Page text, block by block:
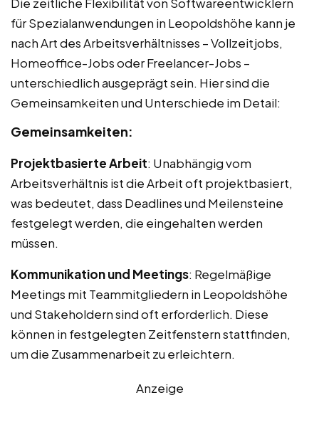
für Spezialanwendungen in Leopoldshöhe kann je
nach Art des Arbeitsverhältnisses – Vollzeitjobs,
Homeoffice-Jobs oder Freelancer-Jobs –
unterschiedlich ausgeprägt sein. Hier sind die
Gemeinsamkeiten und Unterschiede im Detail:
Gemeinsamkeiten:
Projektbasierte Arbeit: Unabhängig vom
Arbeitsverhältnis ist die Arbeit oft projektbasiert,
was bedeutet, dass Deadlines und Meilensteine
festgelegt werden, die eingehalten werden
müssen.
Kommunikation und Meetings: Regelmäßige
Meetings mit Teammitgliedern in Leopoldshöhe
und Stakeholdern sind oft erforderlich. Diese
können in festgelegten Zeitfenstern stattfinden,
um die Zusammenarbeit zu erleichtern.
Anzeige